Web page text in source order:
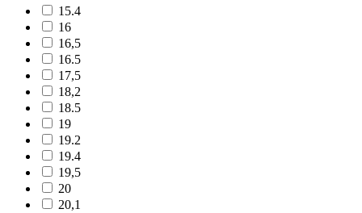
15.4
16
16,5
16.5
17,5
18,2
18.5
19
19.2
19.4
19,5
20
20,1